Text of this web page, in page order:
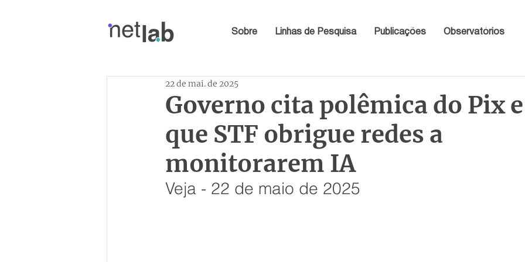
Sobre Linhas de Pesquisa Publicações Observatórios
Governo cita polêmica do Pix
que STF obrigue redes a
monitorarem IA
22 de mai. de 2025
Veja - 22 de maio de 2025